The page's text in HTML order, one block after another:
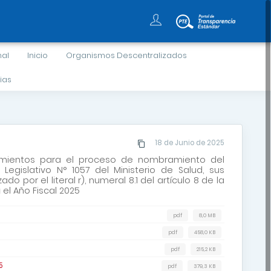
Inicio Organismos Descentralizados
18 de Junio de 2025
para el proceso de nombramiento del
N° 1057 del Ministerio de Salud, sus
por el literal r), numeral 8.1 del artículo 8 de la
Año Fiscal 2025
8,0 MB
pdf
458,0 KB
pdf
215,2 KB
pdf
379,3 KB
pdf